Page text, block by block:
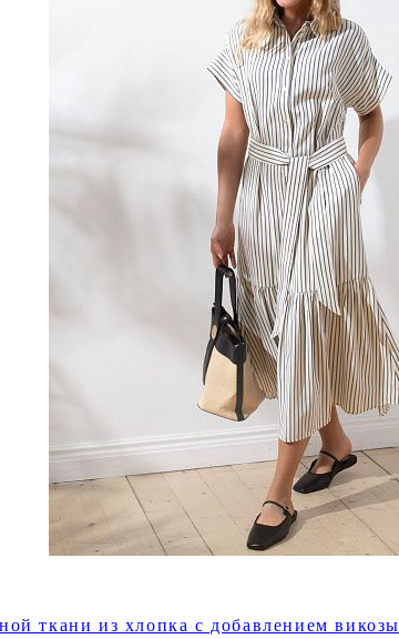
ткани из хлопка с добавлением викозы